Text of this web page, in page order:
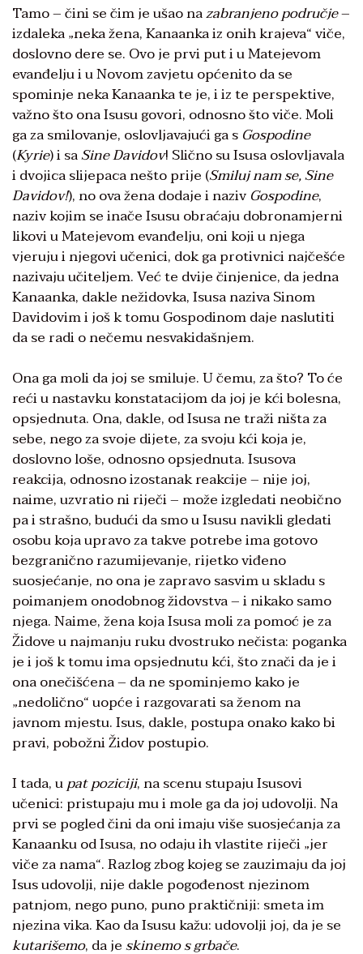
Tamo – čini se čim je ušao nazabranjeno područje–
izdaleka „neka žena, Kanaanka iz onih krajeva“ viče,
doslovno dere se. Ovo je prvi put i u Matejevom
evanđelju i u Novom zavjetu općenito da se
spominje neka Kanaanka te je, i iz te perspektive,
važno što ona Isusu govori, odnosno što viče. Moli
ga za smilovanje, oslovljavajući ga s Gospodine
(Kyrie) i saSine Davidov! Slično su Isusa oslovljavala
i dvojica slijepaca nešto prije (Smiluj nam se, Sine
Davidov!), no ova žena dodaje i naziv Gospodine,
naziv kojim se inače Isusu obraćaju dobronamjerni
likovi u Matejevom evanđelju, oni koji u njega
vjeruju i njegovi učenici, dok ga protivnici najčešće
nazivaju učiteljem. Već te dvije činjenice, da jedna
Kanaanka, dakle nežidovka, Isusa naziva Sinom
Davidovim i još k tomu Gospodinom daje naslutiti
da se radi o nečemu nesvakidašnjem.
Ona ga moli da joj se smiluje. U čemu, za što? To će
reći u nastavku konstatacijom da joj je kći bolesna,
opsjednuta. Ona, dakle, od Isusa ne traži ništa za
sebe, nego za svoje dijete, za svoju kći koja je,
doslovno loše, odnosno opsjednuta. Isusova
reakcija, odnosno izostanak reakcije – nije joj,
naime, uzvratio ni riječi – može izgledati neobično
pa i strašno, budući da smo u Isusu navikli gledati
osobu koja upravo za takve potrebe ima gotovo
bezgranično razumijevanje, rijetko viđeno
suosjećanje, no ona je zapravo sasvim u skladu s
poimanjem onodobnog židovstva – i nikako samo
njega. Naime, žena koja Isusa moli za pomoć je za
Židove u najmanju ruku dvostruko nečista: poganka
je i još k tomu ima opsjednutu kći, što znači da je i
ona onečišćena – da ne spominjemo kako je
„nedolično“ uopće i razgovarati sa ženom na
javnom mjestu. Isus, dakle, postupa onako kako bi
pravi, pobožni Židov postupio.
I tada, upat poziciji, na scenu stupaju Isusovi
učenici: pristupaju mu i mole ga da joj udovolji. Na
prvi se pogled čini da oni imaju više suosjećanja za
Kanaanku od Isusa, no odaju ih vlastite riječi „jer
viče za nama“. Razlog zbog kojeg se zauzimaju da joj
Isus udovolji, nije dakle pogođenost njezinom
patnjom, nego puno, puno praktičniji: smeta im
njezina vika. Kao da Isusu kažu: udovolji joj, da je se
kutarišemo, da jeskinemo s grbače.